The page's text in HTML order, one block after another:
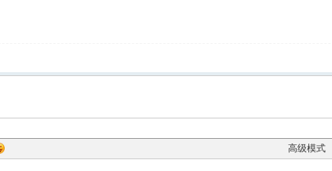
高级模式